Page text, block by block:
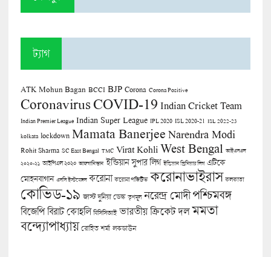
ট্যাগ
ATK Mohun Bagan BCCI BJP Corona Corona Positive
CoronavirusCOVID-19 Indian Cricket Team
Indian Premier League Indian Super League IPL 2020 ISL 2020-21 ISL 2022-23
kolkata lockdown Mamata Banerjee Narendra Modi
Rohit Sharma SC East Bengal TMC Virat Kohli West Bengal আইএসএল
২০২০-২১ আইপিএল ২০২০ আফগানিস্তান ইন্ডিয়ান সুপার লিগ ইন্ডিয়ান প্রিমিয়ার লিগ এটিকে
মোহনবাগান এসসি ইস্টবেঙ্গল করোনা করোনা পজিটিভ করোনাভাইরাস কলকাতা
কোভিড-১৯ জাস্ট দুনিয়া ডেস্ক তৃণমূল নরেন্দ্র মোদী পশ্চিমবঙ্গ
বিজেপি বিরাট কোহলি বিসিসিআই ভারতীয় ক্রিকেট দল মমতা
বন্দ্যোপাধ্যায় রোহিত শর্মা লকডাউন